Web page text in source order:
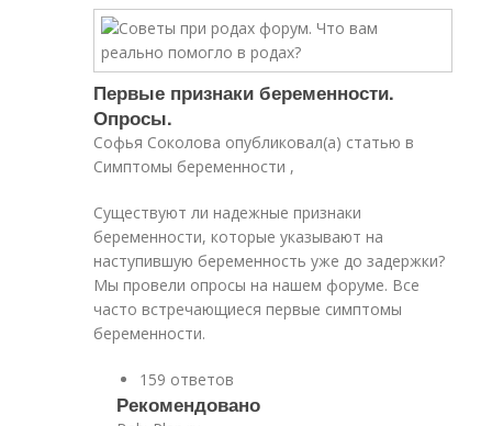
Первые признаки беременности.
Опросы.
Софья Соколова опубликовал(а) статью в
Симптомы беременности ,
Существуют ли надежные признаки
беременности, которые указывают на
наступившую беременность уже до задержки?
Мы провели опросы на нашем форуме. Все
часто встречающиеся первые симптомы
беременности.
159 ответов
Рекомендовано